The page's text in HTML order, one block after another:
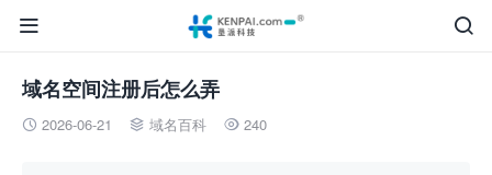


域名空间注册后怎么弄
 2026-06-21  域名百科  240